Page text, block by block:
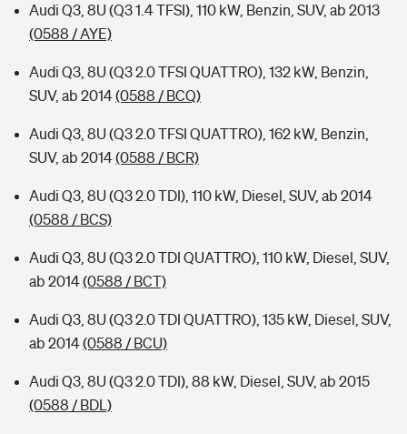
Audi Q3, 8U (Q3 1.4 TFSI), 110 kW, Benzin, SUV, ab 2013
(0588 / AYE)
Audi Q3, 8U (Q3 2.0 TFSI QUATTRO), 132 kW, Benzin,
SUV, ab 2014(0588 / BCQ)
Audi Q3, 8U (Q3 2.0 TFSI QUATTRO), 162 kW, Benzin,
SUV, ab 2014(0588 / BCR)
Audi Q3, 8U (Q3 2.0 TDI), 110 kW, Diesel, SUV, ab 2014
(0588 / BCS)
Audi Q3, 8U (Q3 2.0 TDI QUATTRO), 110 kW, Diesel, SUV,
ab 2014(0588 / BCT)
Audi Q3, 8U (Q3 2.0 TDI QUATTRO), 135 kW, Diesel, SUV,
ab 2014(0588 / BCU)
Audi Q3, 8U (Q3 2.0 TDI), 88 kW, Diesel, SUV, ab 2015
(0588 / BDL)